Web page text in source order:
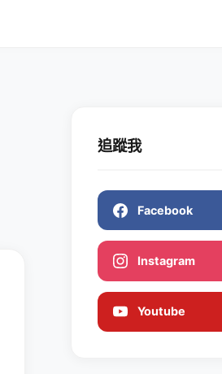
追蹤我
Facebook
Instagram
Youtube